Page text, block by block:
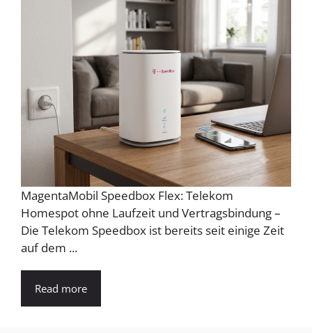
MagentaMobil Speedbox Flex: Telekom
Homespot ohne Laufzeit und Vertragsbindung –
Die Telekom Speedbox ist bereits seit einige Zeit
auf dem ...
Read more